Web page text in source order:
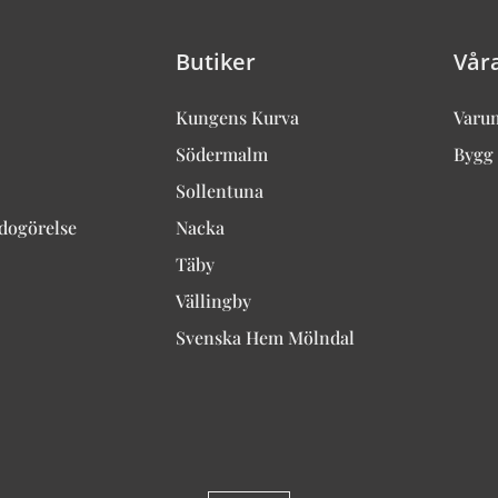
Butiker
Kungens Kurva
Södermalm
Sollentuna
Nacka
Täby
Vällingby
Svenska Hem Mölndal